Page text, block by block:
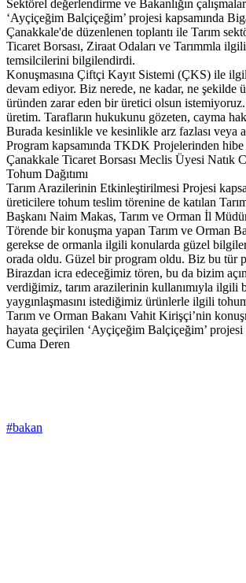
Sektörel değerlendirme ve Bakanlığın
‘Ayçiçeğim Balçiçeğim’ projesi kapsamında
Çanakkale'de düzenlenen toplantı ile Tarım
Ticaret Borsası, Ziraat Odaları ve Tarımmla
temsilcilerini bilgilendirdi.
Konuşmasına Çiftçi Kayıt Sistemi (ÇKS) ile
devam ediyor. Biz nerede, ne kadar, ne şekilde
üründen zarar eden bir üretici olsun
üretim. Tarafların hukukunu gözeten, cayma
Burada kesinlikle ve kesinlikle arz fazlası veya
Program kapsamında TKDK Projelerinden
Çanakkale Ticaret Borsası Meclis Üyesi
Tohum Dağıtımı
Tarım Arazilerinin Etkinleştirilmesi Projesi
üreticilere tohum teslim törenine de katılan
Başkanı Naim Makas, Tarım ve Orman İl
Törende bir konuşma yapan Tarım ve Orman
gerekse de ormanla ilgili konularda güzel
orada oldu. Güzel bir program oldu. Biz bu tür
Birazdan icra edeceğimiz tören, bu da bizim
verdiğimiz, tarım arazilerinin kullanımıyla ilgili
yaygınlaşmasını istediğimiz ürünlerle ilgili
Tarım ve Orman Bakanı Vahit Kirişçi’nin
hayata geçirilen ‘Ayçiçeğim Balçiçeğim’
Cuma Deren
#bakan